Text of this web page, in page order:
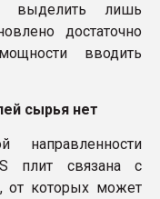
выделить лишь
достаточно
вводить
сырья нет
направленности
плит связана с
от которых может